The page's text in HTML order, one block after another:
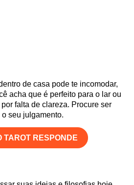
de casa pode te incomodar,
acha que é perfeito para o lar ou
falta de clareza. Procure ser
seu julgamento.
TAROT RESPONDE